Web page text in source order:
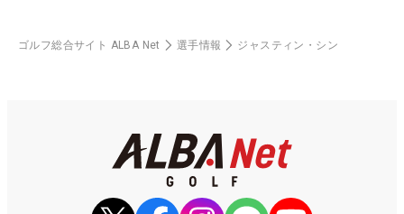
ゴルフ総合サイト ALBA Net 選手情報 ジャスティン・シン